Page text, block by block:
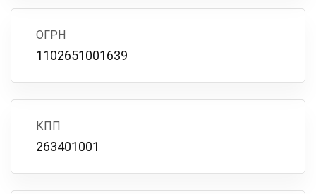
ОГРН
1102651001639
КПП
263401001